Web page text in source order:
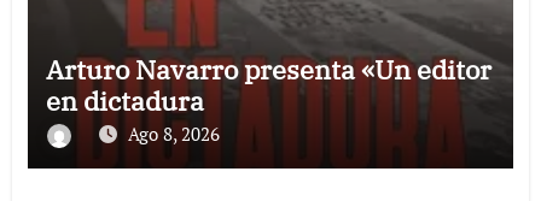
Arturo Navarro presenta «Un editor
en dictadura
Ago 8, 2026